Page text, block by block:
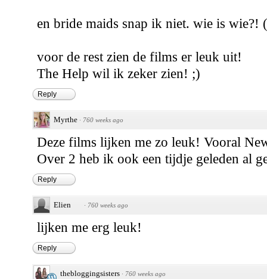
en bride maids snap ik niet. wie is wie?!
voor de rest zien de films er leuk uit!
The Help wil ik zeker zien! ;)
Reply
Myrthe · 760 weeks ago
Deze films lijken me zo leuk! Vooral
Over 2 heb ik ook een tijdje geleden al
Reply
Elien · 760 weeks ago
lijken me erg leuk!
Reply
thebloggingsisters · 760 weeks ago